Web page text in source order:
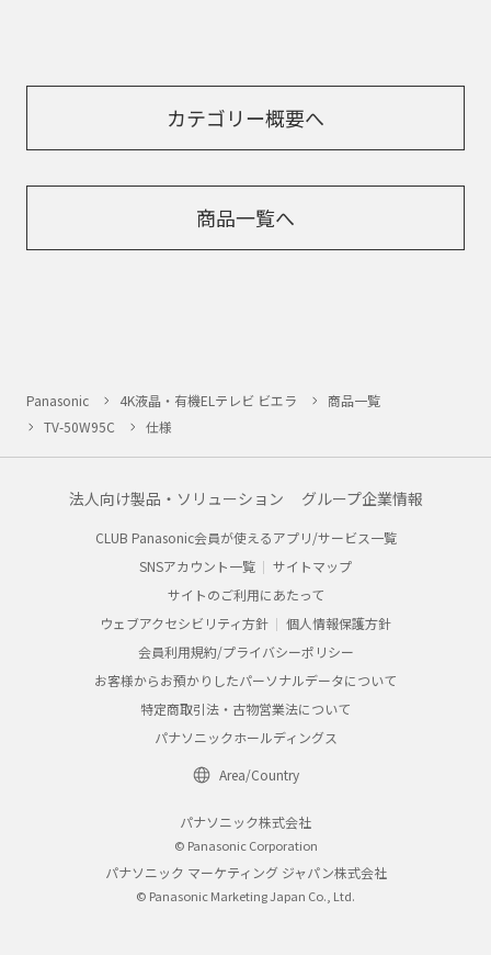
カテゴリー概要へ
商品一覧へ
Panasonic 4K液晶・有機ELテレビ ビエラ
商品一覧
TV-50W95C
仕様
法人向け製品・ソリューション グループ企業情報
CLUB Panasonic会員が使えるアプリ/サービス一覧
SNSアカウント一覧
サイトマップ
サイトのご利用にあたって
ウェブアクセシビリティ方針
個人情報保護方針
会員利用規約/プライバシーポリシー
お客様からお預かりしたパーソナルデータについて
特定商取引法・古物営業法について
パナソニックホールディングス
Area/Country
パナソニック株式会社
© Panasonic Corporation
パナソニック マーケティング ジャパン株式会社
© Panasonic Marketing Japan Co., Ltd.